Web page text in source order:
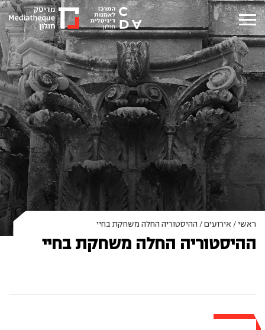
ראשי / אירועים / ההיסטוריה החלה משחקת בחיי
ההיסטוריה החלה משחקת בחיי